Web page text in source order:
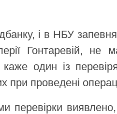
і в НБУ
Гонтаревій, не
каже один із
при проведені
перевірки